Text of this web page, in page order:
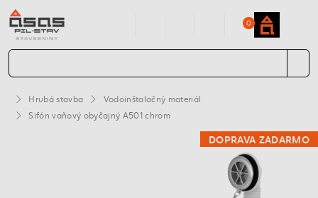
0
Hrubá stavba
Vodoinštalačný materiál
Sifón vaňový obyčajný A501 chrom
DOPRAVA ZADARMO